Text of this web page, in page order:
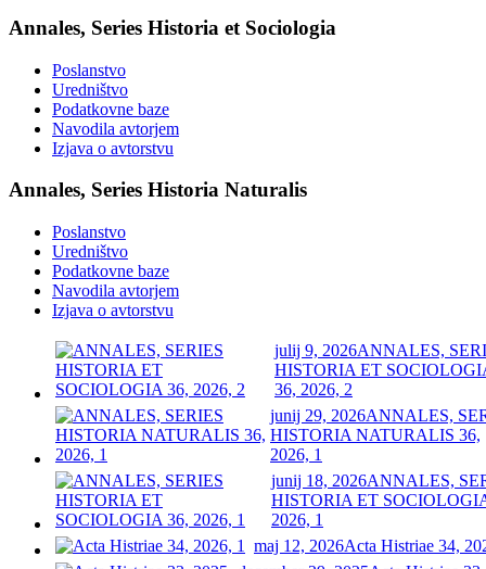
Annales, Series Historia et Sociologia
Poslanstvo
Uredništvo
Podatkovne baze
Navodila avtorjem
Izjava o avtorstvu
Annales, Series Historia Naturalis
Poslanstvo
Uredništvo
Podatkovne baze
Navodila avtorjem
Izjava o avtorstvu
julij 9, 2026ANNALES,
HISTORIA ET
36, 2026, 2
junij 29, 2026ANNALES,
HISTORIA NATURALIS 36,
2026, 1
junij 18, 2026ANNALES,
HISTORIA ET
2026, 1
maj 12, 2026Acta Histriae 34,